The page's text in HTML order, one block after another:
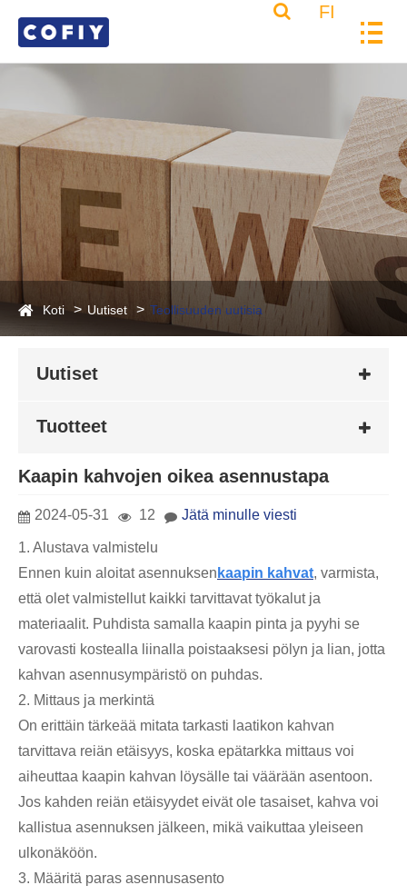
FI
Koti Uutiset Teollisuuden uutisia
Uutiset
Tuotteet
Kaapin kahvojen oikea asennustapa
2024-05-31 12 Jätä minulle viesti
1. Alustava valmistelu
Ennen kuin aloitat asennuksen kaapin kahvat, varmista,
että olet valmistellut kaikki tarvittavat työkalut ja
materiaalit. Puhdista samalla kaapin pinta ja pyyhi se
varovasti kostealla liinalla poistaaksesi pölyn ja lian, jotta
kahvan asennusympäristö on puhdas.
2. Mittaus ja merkintä
On erittäin tärkeää mitata tarkasti laatikon kahvan
tarvittava reiän etäisyys, koska epätarkka mittaus voi
aiheuttaa kaapin kahvan löysälle tai väärään asentoon.
Jos kahden reiän etäisyydet eivät ole tasaiset, kahva voi
kallistua asennuksen jälkeen, mikä vaikuttaa yleiseen
ulkonäköön.
3. Määritä paras asennusasento